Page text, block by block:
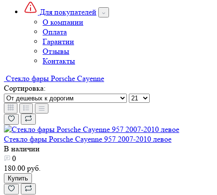
Для покупателей
О компании
Оплата
Гарантии
Отзывы
Контакты
Стекло фары Porsche Cayenne
Сортировка:
Стекло фары Porsche Cayenne 957 2007-2010 левое
В наличии
0
180.00 руб.
Купить